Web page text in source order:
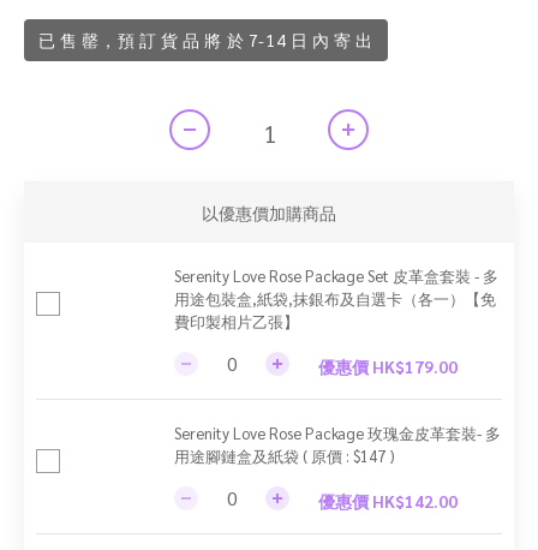
已 售 罄，預 訂 貨 品 將 於 7-14 日 內 寄 出
以優惠價加購商品
Serenity Love Rose Package Set 皮革盒套裝 - 多
用途包裝盒,紙袋,抹銀布及自選卡（各一）【免
費印製相片乙張】
優惠價 HK$179.00
Serenity Love Rose Package 玫瑰金皮革套裝- 多
用途腳鏈盒及紙袋 ( 原價 : $147 )
優惠價 HK$142.00